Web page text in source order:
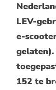
LEV-
e-
152 te